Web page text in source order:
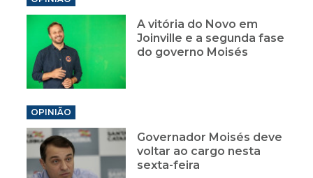
A vitória do Novo em
Joinville e a segunda fase
do governo Moisés
OPINIÃO
Governador Moisés deve
voltar ao cargo nesta
sexta-feira